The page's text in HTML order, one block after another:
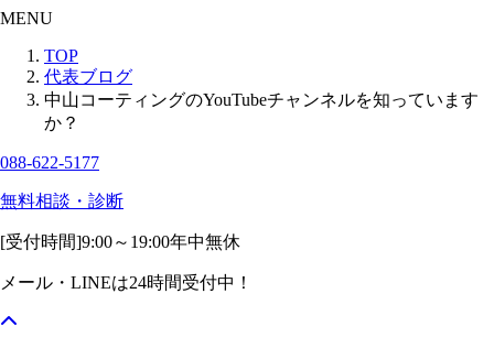
MENU
TOP
代表ブログ
中山コーティングのYouTubeチャンネルを知っています
か？
088-622-5177
無料相談・診断
[受付時間]9:00～19:00年中無休
メール・LINEは24時間受付中！